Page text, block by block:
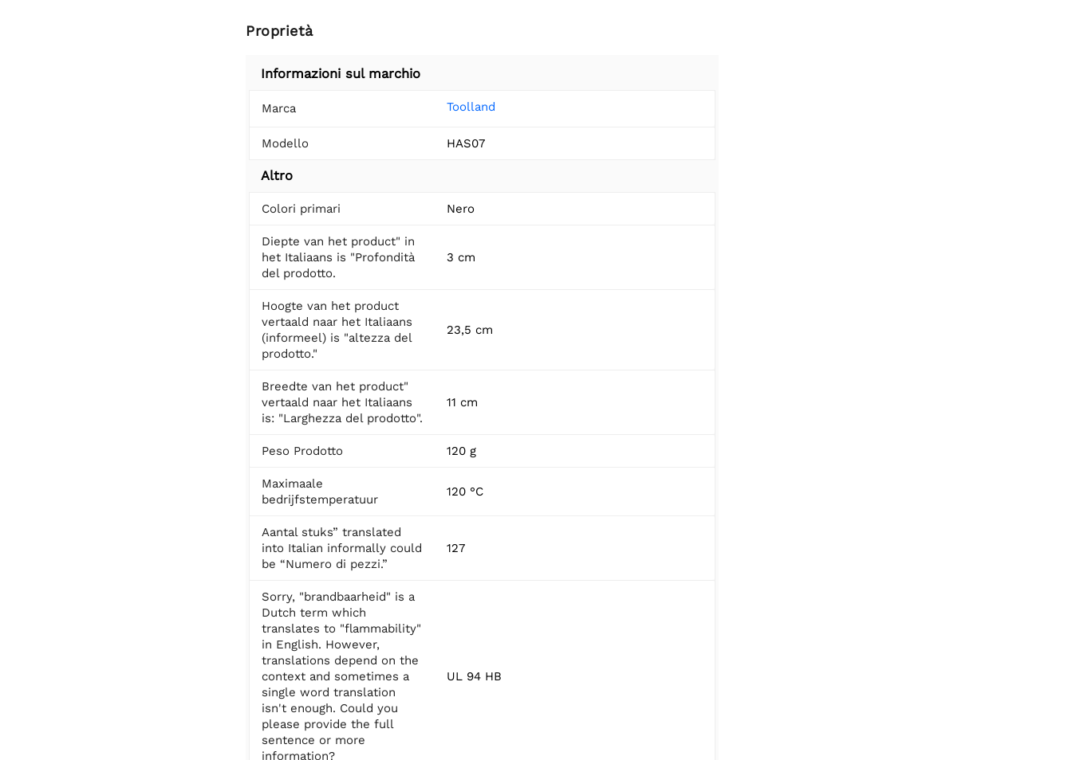
Proprietà
Informazioni sul marchio
Marca Toolland
Modello HAS07
Altro
Colori primari Nero
Diepte van het product" in
het Italiaans is "Profondità
del prodotto.
3 cm
Hoogte van het product
vertaald naar het Italiaans
(informeel) is "altezza del
prodotto."
23,5 cm
Breedte van het product"
vertaald naar het Italiaans
is: "Larghezza del prodotto".
11 cm
Peso Prodotto 120 g
Maximaale
bedrijfstemperatuur
120 °C
Aantal stuks” translated
into Italian informally could
be “Numero di pezzi.”
127
Sorry, "brandbaarheid" is a
Dutch term which
translates to "flammability"
in English. However,
translations depend on the
context and sometimes a
single word translation
isn't enough. Could you
please provide the full
sentence or more
information?
UL 94 HB